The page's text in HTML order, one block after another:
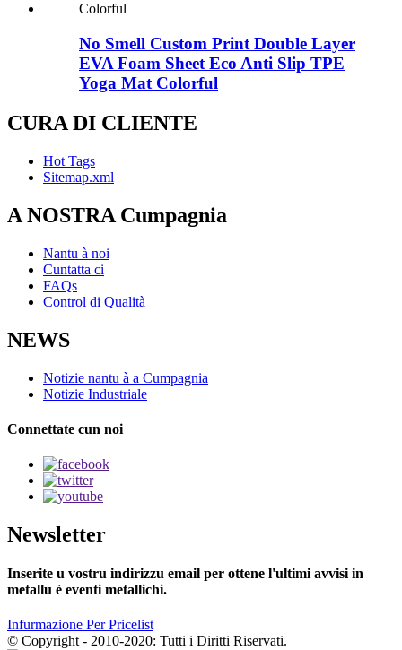
No Smell Custom Print Double Layer
EVA Foam Sheet Eco Anti Slip TPE
Yoga Mat Colorful
CURA DI CLIENTE
Hot Tags
Sitemap.xml
A NOSTRA Cumpagnia
Nantu à noi
Cuntatta ci
FAQs
Control di Qualità
NEWS
Notizie nantu à a Cumpagnia
Notizie Industriale
Connettate cun noi
Newsletter
Inserite u vostru indirizzu email per ottene l'ultimi avvisi in
metallu è eventi metallichi.
Infurmazione Per Pricelist
© Copyright - 2010-2020: Tutti i Diritti Riservati.